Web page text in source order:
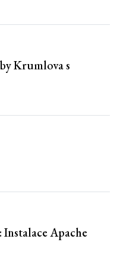
Krumlova s
Instalace Apache